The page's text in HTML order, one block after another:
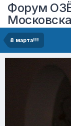
Форум
8 марта!!!